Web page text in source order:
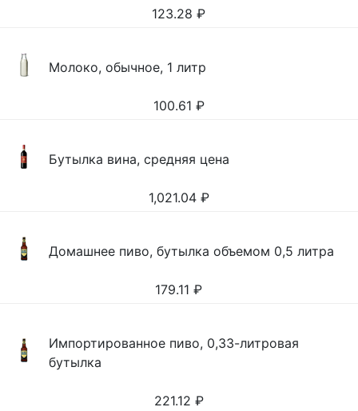
123.28 ₽
Молоко, обычное, 1 литр
100.61 ₽
Бутылка вина, средняя цена
1,021.04 ₽
Домашнее пиво, бутылка объемом 0,5 литра
179.11 ₽
Импортированное пиво, 0,33-литровая
бутылка
221.12 ₽